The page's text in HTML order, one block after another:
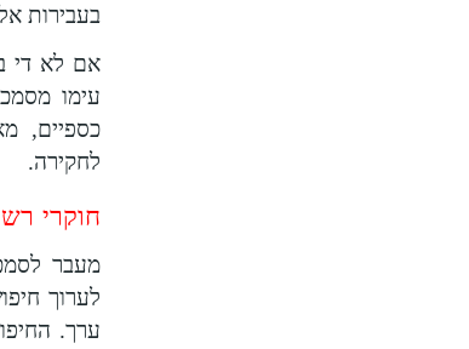
בעבירות
אם לא די
עימו
כספיים,
לחקירה.
חוקרי
מעבר
לערוך
ערך.